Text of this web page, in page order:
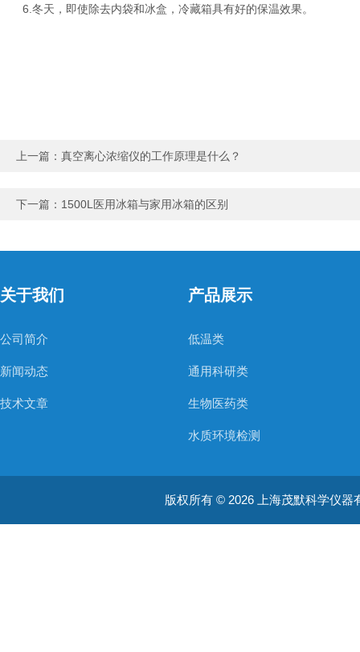
6.冬天，即使除去内袋和冰盒，冷藏箱具有好的保温效果。
上一篇： 真空离心浓缩仪的工作原理是什么？
下一篇： 1500L医用冰箱与家用冰箱的区别
关于我们
公司简介
新闻动态
技术文章
产品展示
低温类
通用科研类
生物医药类
水质环境检测
大型分析设备
版权所有 © 2026 上海茂默科学仪